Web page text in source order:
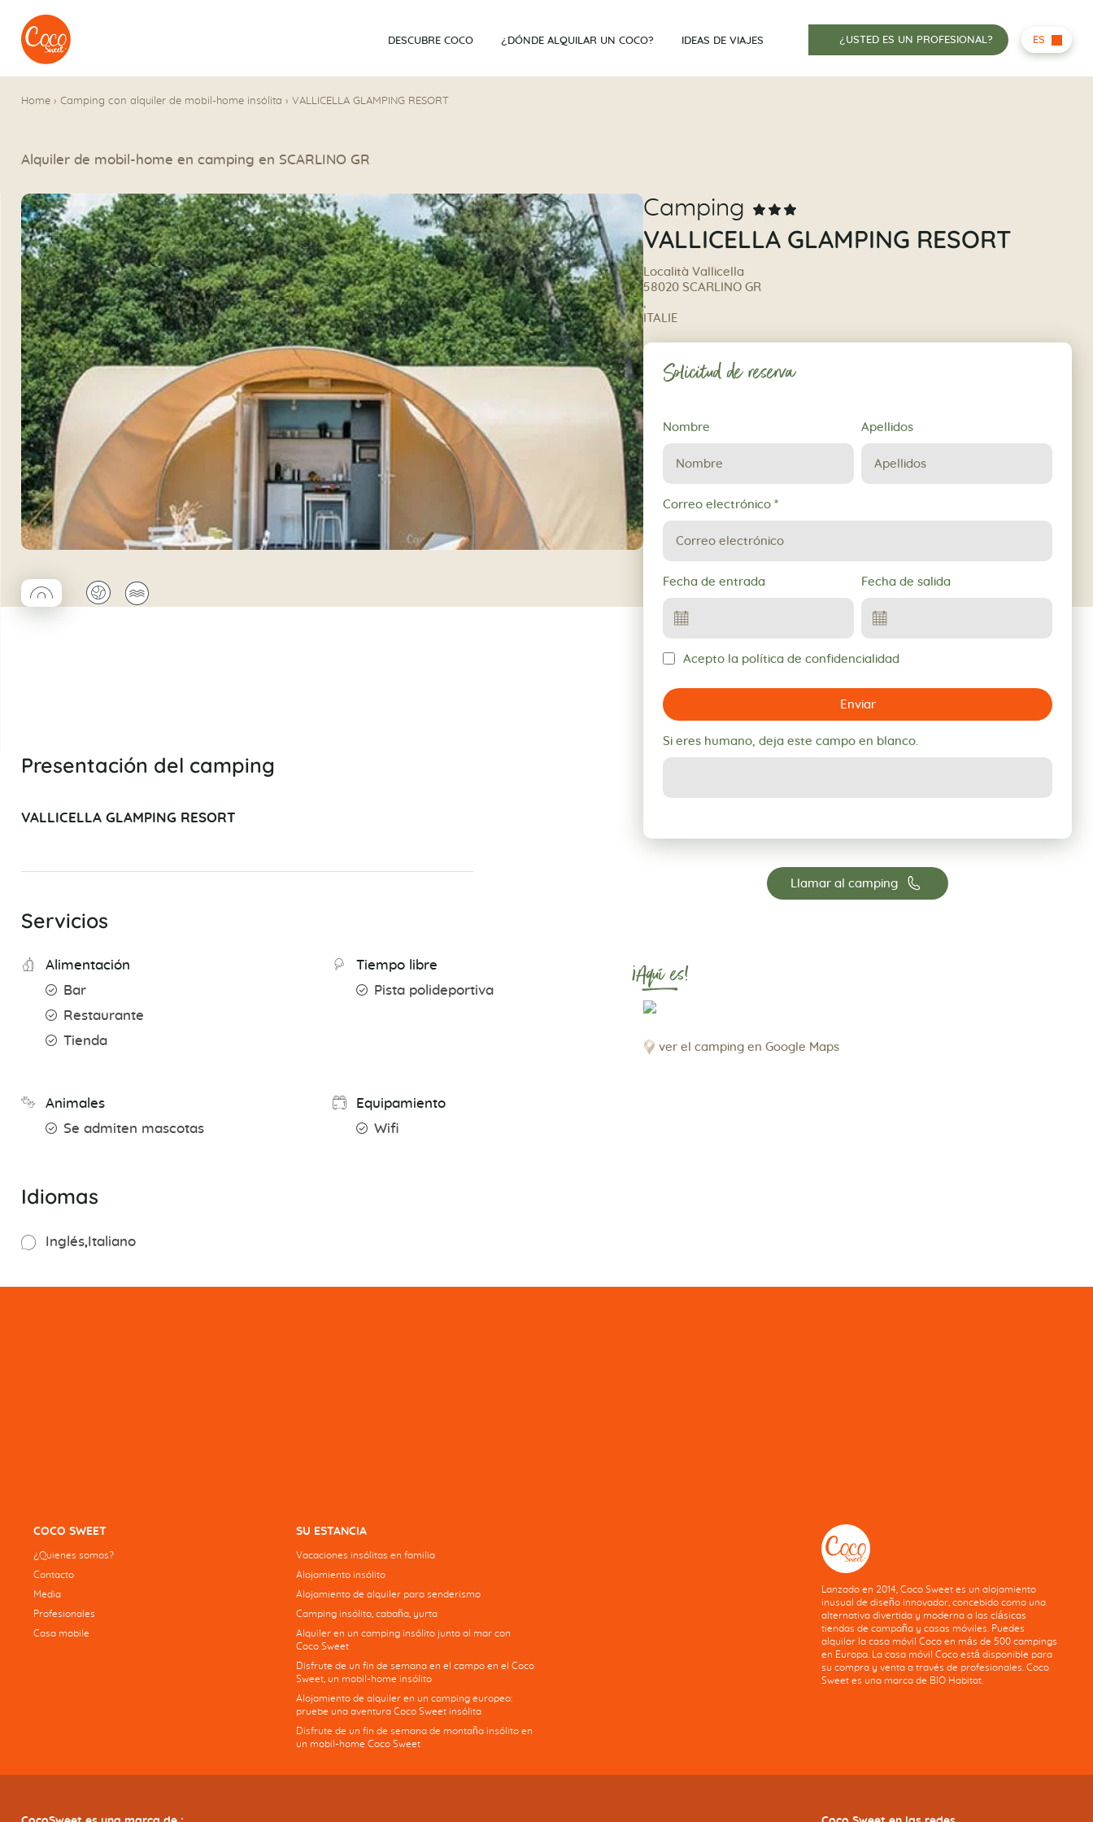
Ir al menú
Ir a los contenidos
DESCUBRE COCO ¿DÓNDE ALQUILAR UN COCO? IDEAS DE VIAJES ¿USTED ES UN PROFESIONAL? ES
Home › Camping con alquiler de mobil-home insólita › VALLICELLA GLAMPING RESORT
Alquiler de mobil-home en camping en SCARLINO GR
◯Coco rond🌍 🌊
Presentación del camping
VALLICELLA GLAMPING RESORT
Servicios
Alimentación
Bar
Restaurante
Tienda
Tiempo libre
Pista polideportiva
Animales
Se admiten mascotas
Equipamiento
Wifi
Idiomas
Inglés Italiano
Camping
VALLICELLA GLAMPING RESORT
Località Vallicella
58020 SCARLINO GR
,
ITALIE
Solicitud de reserva
Solicitud
de
reserva
Nombre Apellidos
Correo electrónico *
Fecha de entrada Fecha de salida
Acepto la política de confidencialidad
Enviar
Si eres humano, deja este campo en blanco.
Llamar al camping 📞
¡Aquí es!
ver el camping en Google Maps
COCO SWEET
¿Quienes somos?
Contacto
Media
Profesionales
Casa mobile
SU ESTANCIA
Vacaciones insólitas en familia
Alojamiento insólito
Alojamiento de alquiler para senderismo
Camping insólito, cabaña, yurta
Alquiler en un camping insólito junto al mar con
Coco Sweet
Disfrute de un fin de semana en el campo en el Coco
Sweet, un mobil-home insólito
Alojamiento de alquiler en un camping europeo:
pruebe una aventura Coco Sweet insólita
Disfrute de un fin de semana de montaña insólito en
un mobil-home Coco Sweet
Lanzado en 2014, Coco Sweet es un alojamiento
inusual de diseño innovador, concebido como una
alternativa divertida y moderna a las clásicas
tiendas de campaña y casas móviles. Puedes
alquilar la casa móvil Coco en más de 500 campings
en Europa. La casa móvil Coco está disponible para
su compra y venta a través de profesionales. Coco
Sweet es una marca de BIO Habitat.